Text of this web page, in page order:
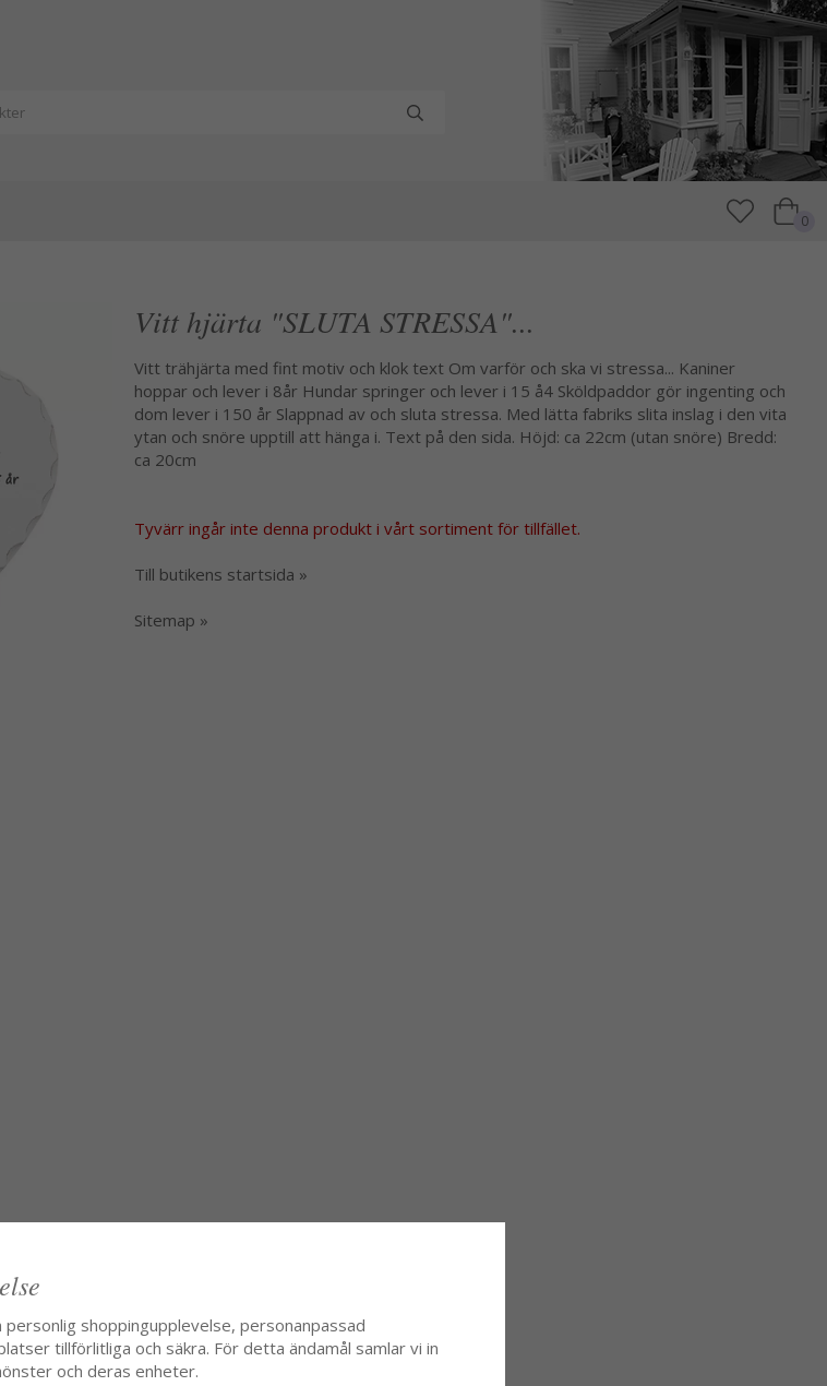
0
Vitt hjärta "SLUTA STRESSA"...
Vitt trähjärta med fint motiv och klok text Om varför och ska vi stressa... Kaniner
hoppar och lever i 8år Hundar springer och lever i 15 å4 Sköldpaddor gör ingenting och
dom lever i 150 år Slappnad av och sluta stressa. Med lätta fabriks slita inslag i den vita
ytan och snöre upptill att hänga i. Text på den sida. Höjd: ca 22cm (utan snöre) Bredd:
ca 20cm
Tyvärr ingår inte denna produkt i vårt sortiment för tillfället.
Till butikens startsida »
Sitemap »
shoppingupplevelse, personanpassad
tillförlitliga och säkra. För detta ändamål samlar vi in
och deras enheter.